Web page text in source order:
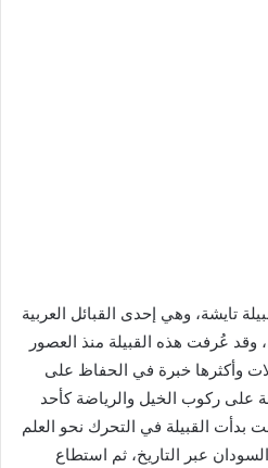
تايشة، وهي إحدى القبائل العربية
عُرفت هذه القبيلة منذ العصور
وأكثرها خبرة في الحفاظ على
على ركوب الخيل والرياضة كأحد
بدأت القبيلة في التحرك نحو العلم
عبر التاريخ، ثم استطاع